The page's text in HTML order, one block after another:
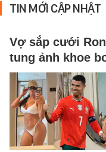
TIN MỚI CẬP NHẬT
Vợ sắp cưới
tung ảnh khoe